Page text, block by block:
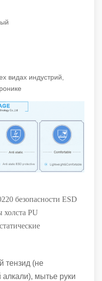
видах индустрий,
безопасности ESD
холста PU
тензид (не
мытье руки